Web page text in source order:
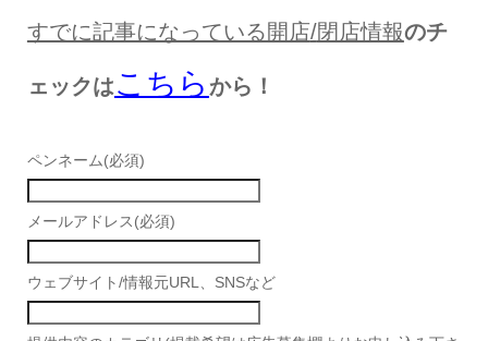
すでに記事になっている開店/閉店情報のチ
ェックはこちら から！
ペンネーム(必須)
メールアドレス(必須)
ウェブサイト/情報元URL、SNSなど